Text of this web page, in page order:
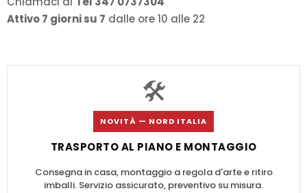
Attivo 7 giorni su 7 dalle ore 10 alle 22
🛠️
NOVITÀ — NORD ITALIA
TRASPORTO AL PIANO E MONTAGGIO
Consegna in casa, montaggio a regola d'arte e ritiro
imballi. Servizio assicurato, preventivo su misura.